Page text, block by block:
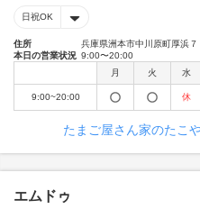
日祝OK
住所
兵庫県洲本市中川原町厚浜７
本日の営業状況 9:00〜20:00
月
火 水
9:00~20:00 休
たまご屋さん家のたこ
エムドゥ